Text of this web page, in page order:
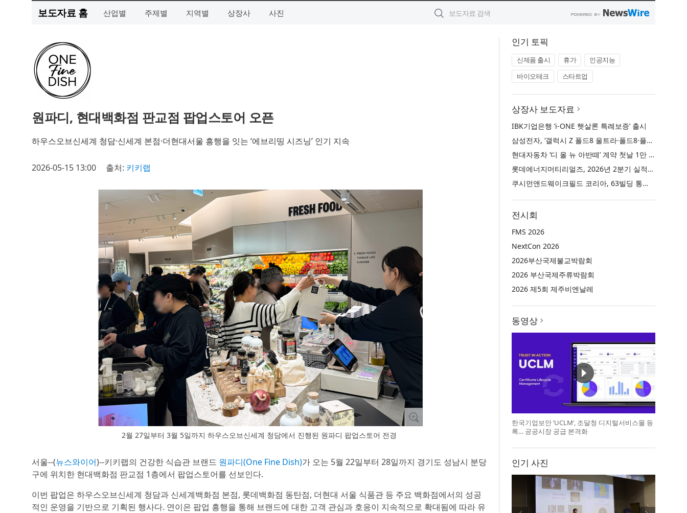
보도자료 홈 산업별 주제별 지역별 상장사 사진
원파디, 현대백화점 판교점 팝업스토어 오픈
하우스오브신세계 청담·신세계 본점·더현대서울 흥행을 잇는 ‘에브리띵 시즈닝’ 인기 지속
2026-05-15 13:00 출처: 키키랩
2월 27일부터 3월 5일까지 하우스오브신세계 청담에서 진행된 원파디 팝업스토어 전경
서울--(뉴스와이어)--키키랩의 건강한 식습관 브랜드 원파디(One Fine Dish)가 오는 5월 22일부터 28일까지 경기도 성남시 분당
구에 위치한 현대백화점 판교점 1층에서 팝업스토어를 선보인다.
이번 팝업은 하우스오브신세계 청담과 신세계백화점 본점, 롯데백화점 동탄점, 더현대 서울 식품관 등 주요 백화점에서의 성공
적인 운영을 기반으로 기획된 행사다. 연이은 팝업 흥행을 통해 브랜드에 대한 고객 관심과 호응이 지속적으로 확대됨에 따라 유
인기 토픽
신제품 출시 휴가
인공지능
바이오테크
스타트업
상장사 보도자료
IBK기업은행 ‘i-ONE 햇살론 특례보증’ 출시
삼성전자, ‘갤럭시 Z 폴드8 울트라·폴드8·플립8’과 ‘갤럭시 워치 울트라2·워치9’ 국내 공식 출시
현대자동차 ‘디 올 뉴 아반떼’ 계약 첫날 1만 대 돌파
롯데에너지머티리얼즈, 2026년 2분기 실적 발표… 전분기 대비 매출 증대
쿠시먼앤드웨이크필드 코리아, 63빌딩 통합 MD·공간 전략 수립 과정과 구현 사례 소개
전시회
FMS 2026
NextCon 2026
2026부산국제불교박람회
2026 부산국제주류박람회
2026 제5회 제주비엔날레
동영상
한국기업보안 ‘UCLM’, 조달청 디지털서비스몰 등
록… 공공시장 공급 본격화
인기 사진